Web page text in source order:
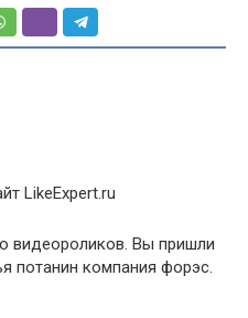
LikeExpert.ru
видеороликов. Вы пришли
потанин компания форэс.